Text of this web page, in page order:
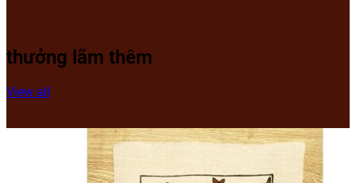
thưởng lãm thêm
View all